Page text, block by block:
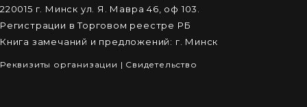
220015 г. Минск ул. Я. Мавра 46, оф 103.
Регистрации в Торговом реестре РБ
Книга замечаний и предложений: г. Минск
Реквизиты организации | Cвидетельство